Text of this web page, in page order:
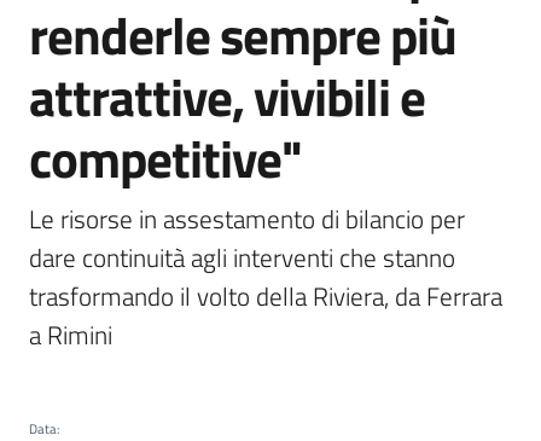
renderle sempre più
attrattive, vivibili e
competitive"
Le risorse in assestamento di bilancio per
dare continuità agli interventi che stanno
trasformando il volto della Riviera, da Ferrara
a Rimini
Data: